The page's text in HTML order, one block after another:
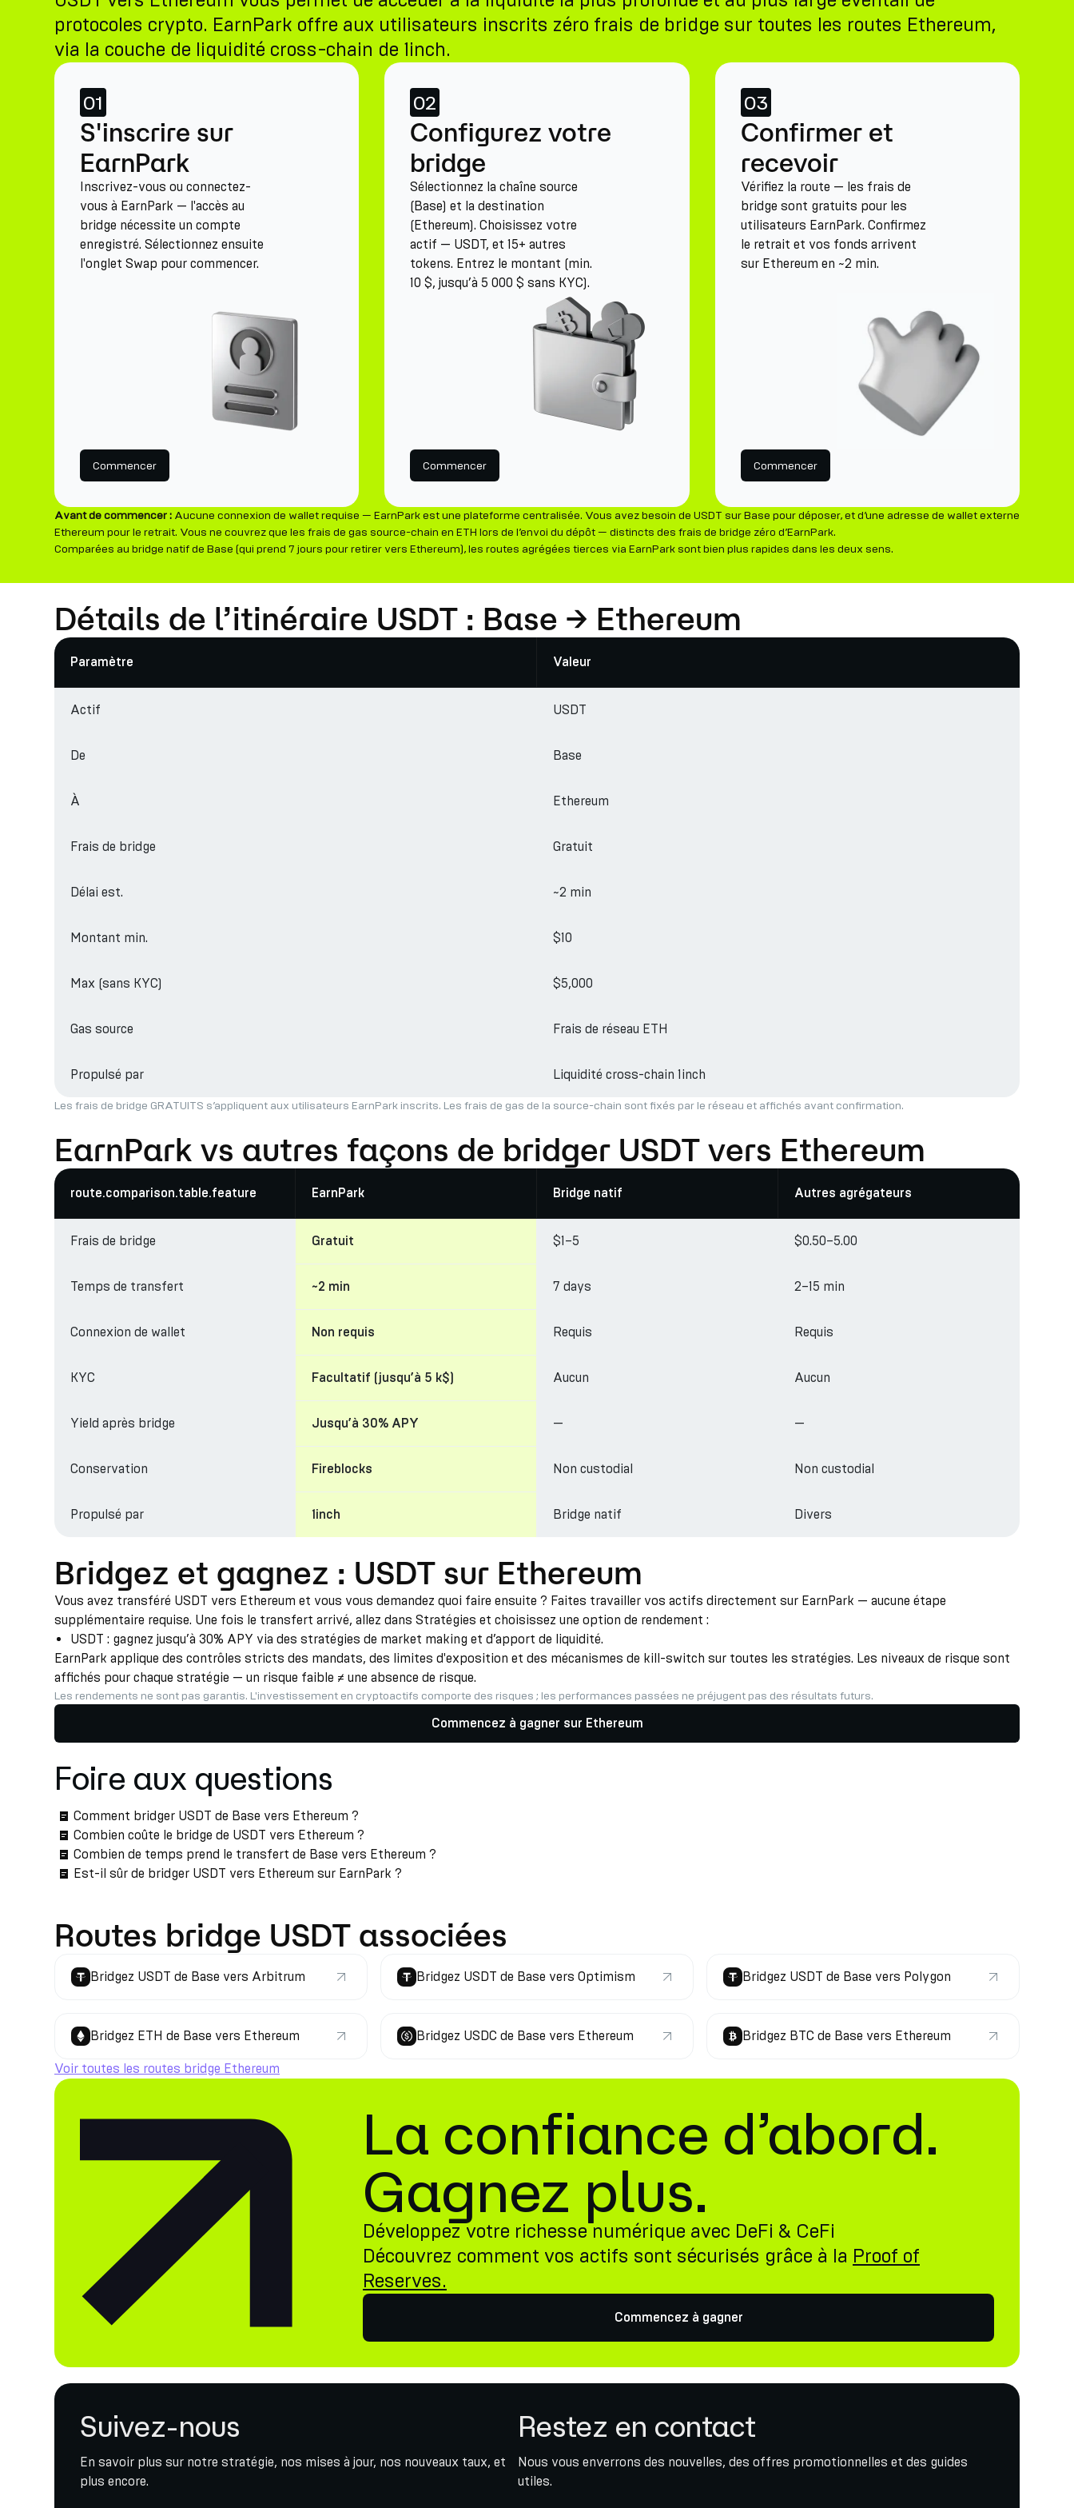
protocoles crypto. EarnPark offre aux utilisateurs inscrits zéro frais de bridge sur toutes les routes Ethereum,
via la couche de liquidité cross-chain de 1inch.
01
S'inscrire sur
EarnPark
Inscrivez-vous ou connectez-
vous à EarnPark — l'accès au
bridge nécessite un compte
enregistré. Sélectionnez ensuite
l'onglet Swap pour commencer.
Commencer
02
Configurez votre
bridge
Sélectionnez la chaîne source
(Base) et la destination
(Ethereum). Choisissez votre
actif — USDT, et 15+ autres
tokens. Entrez le montant (min.
10 $, jusqu’à 5 000 $ sans KYC).
Commencer
03
Confirmer et
recevoir
Vérifiez la route — les frais de
bridge sont gratuits pour les
utilisateurs EarnPark. Confirmez
le retrait et vos fonds arrivent
sur Ethereum en ~2 min.
Commencer
Avant de commencer : Aucune connexion de wallet requise — EarnPark est une plateforme centralisée. Vous avez besoin de USDT sur Base pour déposer, et d’une adresse de wallet externe
Ethereum pour le retrait. Vous ne couvrez que les frais de gas source-chain en ETH lors de l’envoi du dépôt — distincts des frais de bridge zéro d’EarnPark.
Comparées au bridge natif de Base (qui prend 7 jours pour retirer vers Ethereum), les routes agrégées tierces via EarnPark sont bien plus rapides dans les deux sens.
Détails de l’itinéraire USDT : Base → Ethereum
Paramètre Valeur
Actif USDT
De Base
À Ethereum
Frais de bridge Gratuit
Délai est. ~2 min
Montant min. $10
Max (sans KYC) $5,000
Gas source Frais de réseau ETH
Propulsé par Liquidité cross-chain 1inch
Les frais de bridge GRATUITS s’appliquent aux utilisateurs EarnPark inscrits. Les frais de gas de la source-chain sont fixés par le réseau et affichés avant confirmation.
EarnPark vs autres façons de bridger USDT vers Ethereum
route.comparison.table.feature EarnPark Bridge natif Autres agrégateurs
Frais de bridge Gratuit $1–5 $0.50–5.00
Temps de transfert ~2 min 7 days 2–15 min
Connexion de wallet Non requis Requis Requis
KYC Facultatif (jusqu’à 5 k$) Aucun Aucun
Yield après bridge Jusqu’à 30% APY — —
Conservation Fireblocks Non custodial Non custodial
Propulsé par 1inch Bridge natif Divers
Bridgez et gagnez : USDT sur Ethereum
Vous avez transféré USDT vers Ethereum et vous vous demandez quoi faire ensuite ? Faites travailler vos actifs directement sur EarnPark — aucune étape
supplémentaire requise. Une fois le transfert arrivé, allez dans Stratégies et choisissez une option de rendement :
USDT : gagnez jusqu’à 30% APY via des stratégies de market making et d’apport de liquidité.
EarnPark applique des contrôles stricts des mandats, des limites d'exposition et des mécanismes de kill-switch sur toutes les stratégies. Les niveaux de risque sont
affichés pour chaque stratégie — un risque faible ≠ une absence de risque.
Les rendements ne sont pas garantis. L'investissement en cryptoactifs comporte des risques ; les performances passées ne préjugent pas des résultats futurs.
Commencez à gagner sur Ethereum
Foire aux questions
Comment bridger USDT de Base vers Ethereum ?
Combien coûte le bridge de USDT vers Ethereum ?
Combien de temps prend le transfert de Base vers Ethereum ?
Est-il sûr de bridger USDT vers Ethereum sur EarnPark ?
Routes bridge USDT associées
Bridgez USDT de Base vers Arbitrum Bridgez USDT de Base vers Optimism Bridgez USDT de Base vers Polygon
Bridgez ETH de Base vers Ethereum Bridgez USDC de Base vers Ethereum Bridgez BTC de Base vers Ethereum
Voir toutes les routes bridge Ethereum
La confiance d’abord.
Gagnez plus.
Développez votre richesse numérique avec DeFi & CeFi
Découvrez comment vos actifs sont sécurisés grâce à la Proof of
Reserves.
Commencez à gagner
Suivez-nous
En savoir plus sur notre stratégie, nos mises à jour, nos nouveaux taux, et
plus encore.
Restez en contact
Nous vous enverrons des nouvelles, des offres promotionnelles et des guides
utiles.